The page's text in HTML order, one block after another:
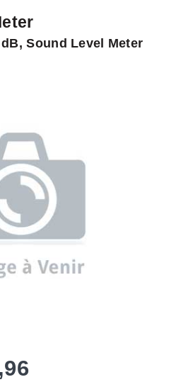
Sound Level Meter